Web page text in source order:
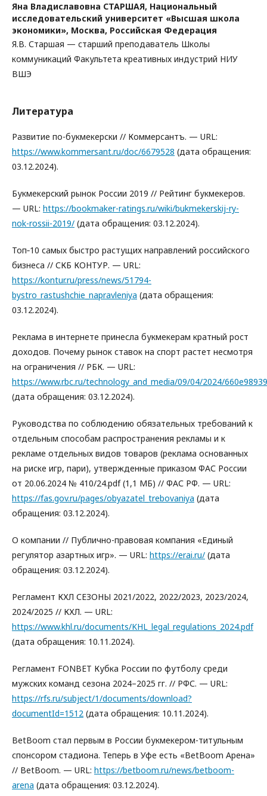
Яна Владиславовна СТАРШАЯ, Национальный
исследовательский университет «Высшая школа
экономики», Москва, Российская Федерация
Я.В. Старшая — старший преподаватель Школы
коммуникаций Факультета креативных индустрий НИУ
ВШЭ
Литература
Развитие по-букмекерски // Коммерсантъ. — URL:
https://www.kommersant.ru/doc/6679528 (дата обращения:
03.12.2024).
Букмекерский рынок России 2019 // Рейтинг букмекеров.
— URL: https://bookmaker-ratings.ru/wiki/bukmekerskij-ry-
nok-rossii-2019/ (дата обращения: 03.12.2024).
Топ‑10 самых быстро растущих направлений российского
бизнеса // СКБ КОНТУР. — URL:
https://kontur.ru/press/news/51794-
bystro_rastushchie_napravleniya (дата обращения:
03.12.2024).
Реклама в интернете принесла букмекерам кратный рост
доходов. Почему рынок ставок на спорт растет несмотря
на ограничения // РБК. — URL:
https://www.rbc.ru/technology_and_media/09/04/2024/
(дата обращения: 03.12.2024).
Руководства по соблюдению обязательных требований к
отдельным способам распространения рекламы и к
рекламе отдельных видов товаров (реклама основанных
на риске игр, пари), утвержденные приказом ФАС России
от 20.06.2024 № 410/24.pdf (1,1 МБ) // ФАС РФ. — URL:
https://fas.gov.ru/pages/obyazatel_trebovaniya (дата
обращения: 03.12.2024).
О компании // Публично-правовая компания «Единый
регулятор азартных игр». — URL: https://erai.ru/ (дата
обращения: 03.12.2024).
Регламент КХЛ СЕЗОНЫ 2021/2022, 2022/2023, 2023/2024,
2024/2025 // КХЛ. — URL:
https://www.khl.ru/documents/KHL_legal_regulations_2024.pdf
(дата обращения: 10.11.2024).
Регламент FONBET Кубка России по футболу среди
мужских команд сезона 2024–2025 гг. // РФС. — URL:
https://rfs.ru/subject/1/documents/download?
documentId=1512 (дата обращения: 10.11.2024).
BetBoom стал первым в России букмекером-титульным
спонсором стадиона. Теперь в Уфе есть «BetBoom Арена»
// BetBoom. — URL: https://betboom.ru/news/betboom-
arena (дата обращения: 03.12.2024).